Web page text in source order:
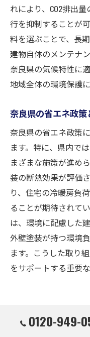
れにより、CO2排出
行を抑制することが
料を選ぶことで、長
建物自体のメンテナ
奈良県の気候特性に
地域全体の環境保護
奈良県の省エネ政
奈良県の省エネ政策
ます。特に、県内で
まざまな施策が進め
装の断熱効果が評価
り、住宅の冷暖房負
ることが期待されて
は、環境に配慮した
外壁塗装が持つ環境
ます。こうした取り
をサポートする重要
冷暖房費を
0120-949-